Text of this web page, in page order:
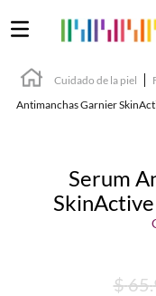
Cuidado de la piel
Antimanchas Garnier
Serum
$65.